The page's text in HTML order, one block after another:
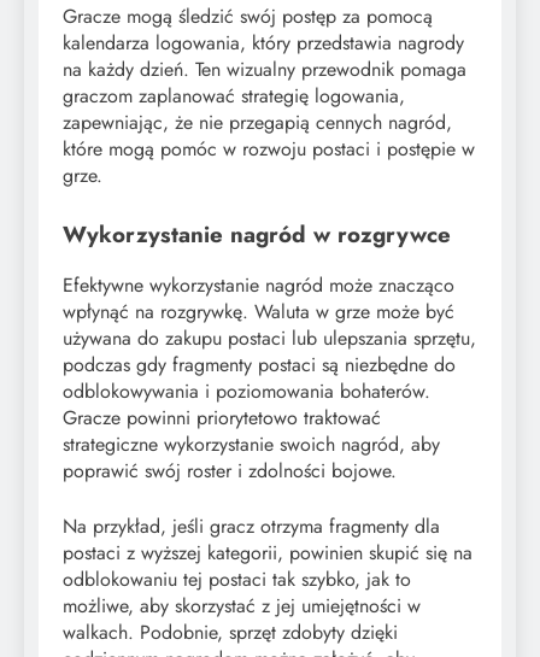
Gracze mogą śledzić swój postęp za pomocą
kalendarza logowania, który przedstawia nagrody
na każdy dzień. Ten wizualny przewodnik pomaga
graczom zaplanować strategię logowania,
zapewniając, że nie przegapią cennych nagród,
które mogą pomóc w rozwoju postaci i postępie w
grze.
Wykorzystanie nagród w rozgrywce
Efektywne wykorzystanie nagród może znacząco
wpłynąć na rozgrywkę. Waluta w grze może być
używana do zakupu postaci lub ulepszania sprzętu,
podczas gdy fragmenty postaci są niezbędne do
odblokowywania i poziomowania bohaterów.
Gracze powinni priorytetowo traktować
strategiczne wykorzystanie swoich nagród, aby
poprawić swój roster i zdolności bojowe.
Na przykład, jeśli gracz otrzyma fragmenty dla
postaci z wyższej kategorii, powinien skupić się na
odblokowaniu tej postaci tak szybko, jak to
możliwe, aby skorzystać z jej umiejętności w
walkach. Podobnie, sprzęt zdobyty dzięki